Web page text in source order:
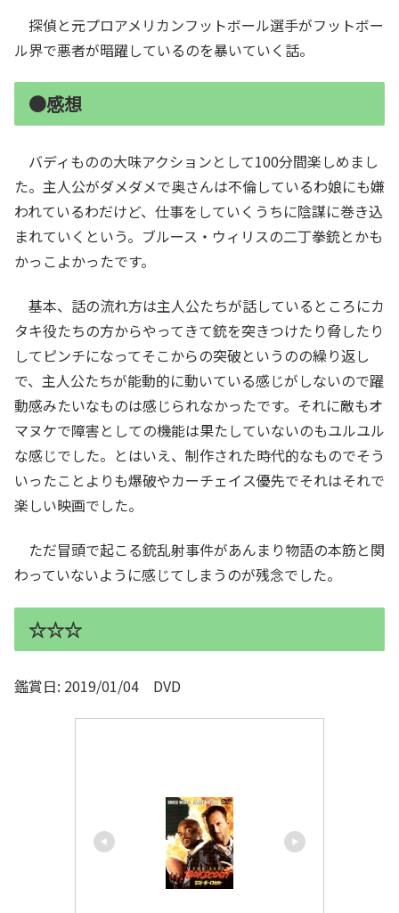
探偵と元プロアメリカンフットボール選手がフットボー
ル界で悪者が暗躍しているのを暴いていく話。
●感想
バディものの大味アクションとして100分間楽しめまし
た。主人公がダメダメで奥さんは不倫しているわ娘にも嫌
われているわだけど、仕事をしていくうちに陰謀に巻き込
まれていくという。ブルース・ウィリスの二丁拳銃とかも
かっこよかったです。
基本、話の流れ方は主人公たちが話しているところにカ
タキ役たちの方からやってきて銃を突きつけたり脅したり
してピンチになってそこからの突破というのの繰り返し
で、主人公たちが能動的に動いている感じがしないので躍
動感みたいなものは感じられなかったです。それに敵もオ
マヌケで障害としての機能は果たしていないのもユルユル
な感じでした。とはいえ、制作された時代的なものでそう
いったことよりも爆破やカーチェイス優先でそれはそれで
楽しい映画でした。
ただ冒頭で起こる銃乱射事件があんまり物語の本筋と関
わっていないように感じてしまうのが残念でした。
☆☆☆
鑑賞日: 2019/01/04 DVD